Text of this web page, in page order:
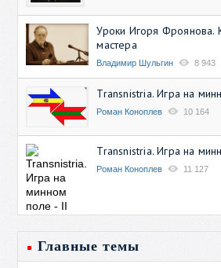
Уроки Игоря Фроянова.
мастера
Владимир Шульгин 8 943
Transnistria. Игра на
Роман Коноплев 10 164
Transnistria. Игра на
Роман Коноплев 11 127
Главные темы